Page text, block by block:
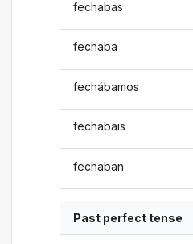
fechabas
fechaba
fechábamos
fechabais
fechaban
Past perfect tense